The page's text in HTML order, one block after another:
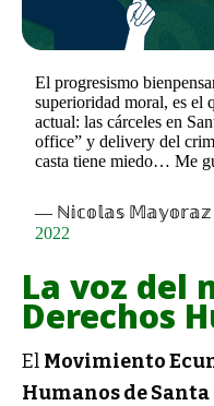
El progresismo
superioridad moral, es el
actual: las cárceles en
office” y delivery del
casta tiene miedo… Me
— ℕ𝕚𝕔𝕠𝕝𝕒𝕤 𝕄𝕒𝕪𝕠𝕣𝕒𝕫
2022
La voz del
Derechos
El Movimiento
Humanos de Santa